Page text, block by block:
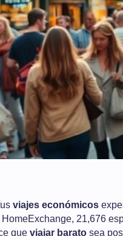
viajes económicos
21,676
que viajar barato sea